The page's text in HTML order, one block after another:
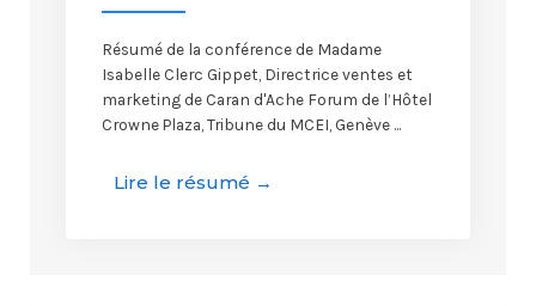
Résumé de la conférence de Madame
Isabelle Clerc Gippet, Directrice ventes et
marketing de Caran d'Ache Forum de l’Hôtel
Crowne Plaza, Tribune du MCEI, Genève ...
Lire le résumé →